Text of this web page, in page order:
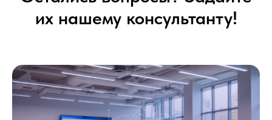
их нашему консультанту!